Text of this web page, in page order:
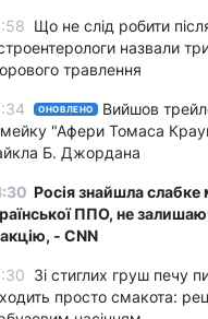
Що не слід робити
назвали
травлення
ОНОВЛЕНО
Вийшов
"Афери Томаса
Б. Джордана
Росія знайшла слабке
ППО, не
- CNN
Зі стиглих груш печу
просто смакота: